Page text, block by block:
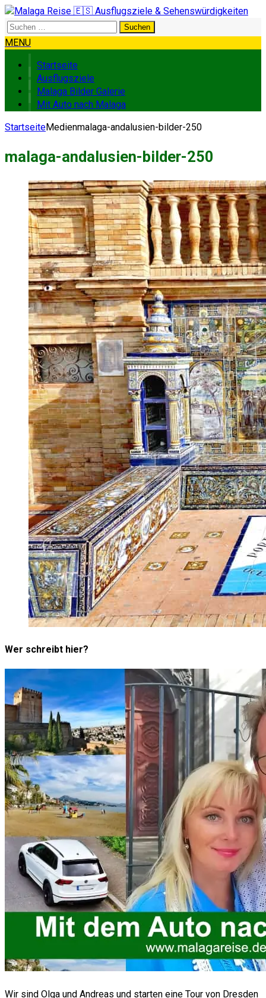
Suchen
nach:
MENU
Startseite
Ausflugsziele
Malaga Bilder Galerie
Mit Auto nach Malaga
StartseiteMedienmalaga-andalusien-bilder-250
malaga-andalusien-bilder-250
Wer schreibt hier?
Wir sind Olga und Andreas und starten eine Tour von Dresden